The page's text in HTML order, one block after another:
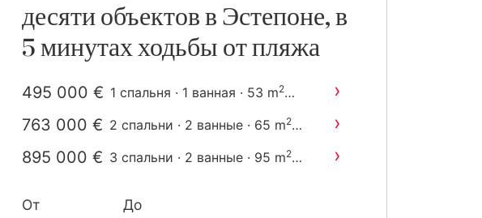
десяти объектов в Эстепоне, в
5 минутах ходьбы от пляжа
495 000 € 1 спальня · 1 ванная · 53 m2 ›
763 000 € 2 спальни · 2 ванные · 65 m2 ›
895 000 € 3 спальни · 2 ванные · 95 m2 ›
построен
От До